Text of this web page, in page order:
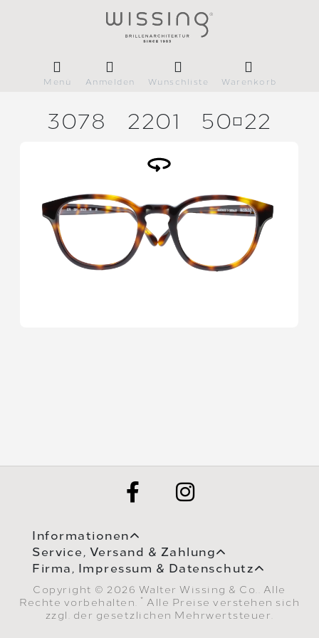
Menü Anmelden Wunschliste Warenkorb
3078 2201 5022
Informationen
Service, Versand & Zahlung
Firma, Impressum & Datenschutz
Copyright © 2026 Walter Wissing & Co.. Alle
Rechte vorbehalten.
* Alle Preise verstehen sich
zzgl. der gesetzlichen Mehrwertsteuer.